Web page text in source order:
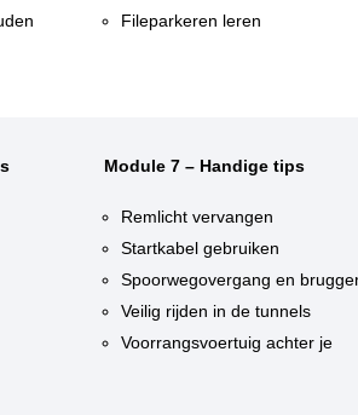
Fileparkeren leren
Module 7 – Handige tips
Remlicht vervangen
Startkabel gebruiken
Spoorwegovergang en
Veilig rijden in de tunnels
Voorrangsvoertuig achter je